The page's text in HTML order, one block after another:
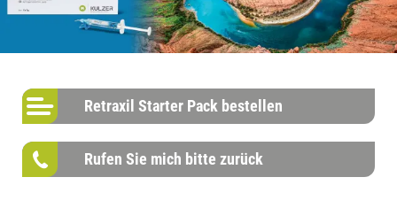
Retraxil Starter Pack bestellen
Rufen Sie mich bitte zurück